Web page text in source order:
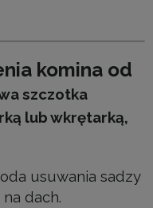
komina od
szczotka
lub wkrętarką,
usuwania sadzy
dach.